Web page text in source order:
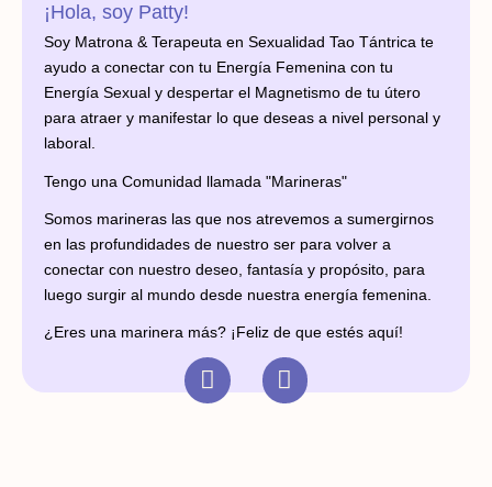
¡Hola, soy Patty!
Soy Matrona & Terapeuta en Sexualidad Tao Tántrica te
ayudo a conectar con tu Energía Femenina con tu
Energía Sexual y despertar el Magnetismo de tu útero
para atraer y manifestar lo que deseas a nivel personal y
laboral.
Tengo una Comunidad llamada "Marineras"
Somos marineras las que nos atrevemos a sumergirnos
en las profundidades de nuestro ser para volver a
conectar con nuestro deseo, fantasía y propósito, para
luego surgir al mundo desde nuestra energía femenina.
¿Eres una marinera más? ¡Feliz de que estés aquí!